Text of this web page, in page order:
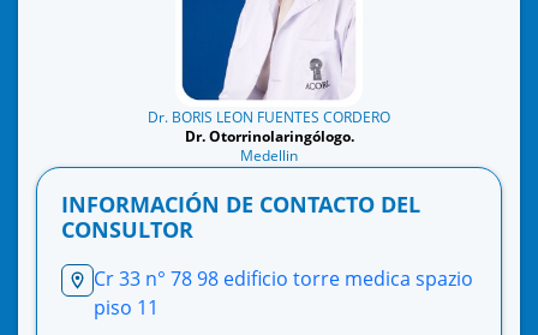
Dr. BORIS LEON FUENTES CORDERO
Dr. Otorrinolaringólogo.
Medellin
INFORMACIÓN DE CONTACTO DEL
CONSULTOR
Cr 33 n° 78 98 edificio torre medica spazio
piso 11